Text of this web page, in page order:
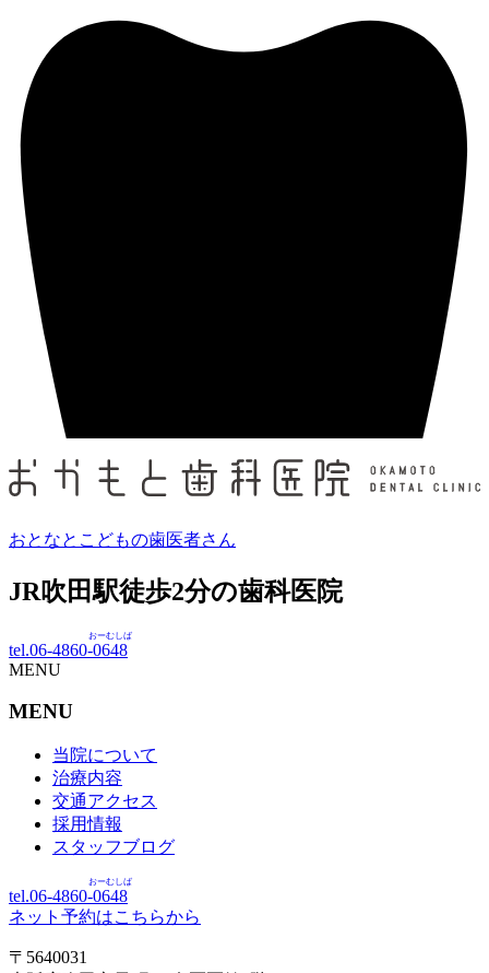
おとなとこどもの歯医者さん
JR吹田駅徒歩2分の歯科医院
tel.06-4860-0648
おーむしば
MENU
MENU
当院について
治療内容
交通アクセス
採用情報
スタッフブログ
tel.06-4860-0648
おーむしば
ネット予約はこちらから
〒5640031